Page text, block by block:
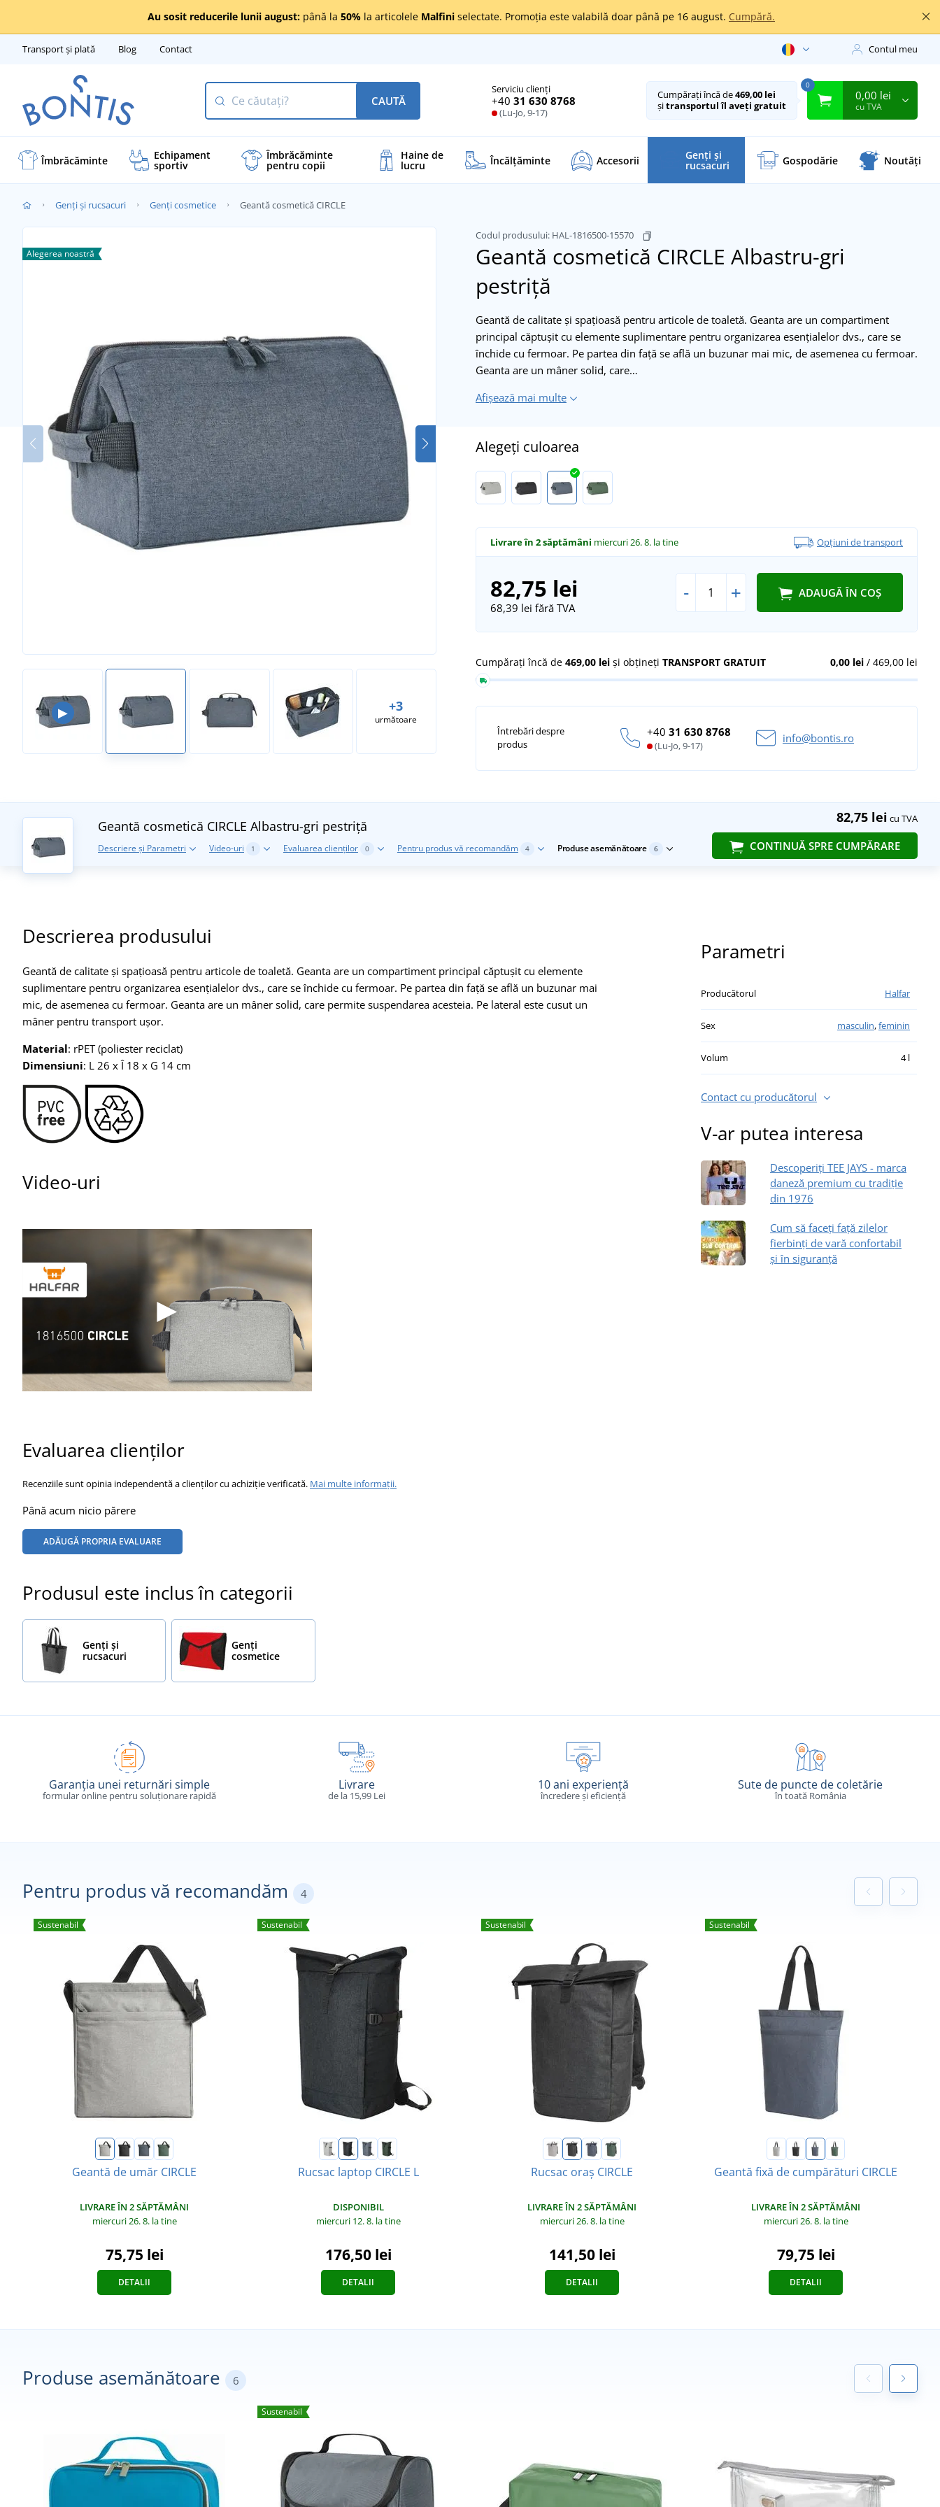
Au sosit reducerile lunii august: până la 50% la articolele Malfini selectate. Promoția este valabilă doar până pe 16 august. Cumpără.
Transport și plată Blog Contact Contul meu
Serviciu clienți
+40 31 630 8768
(Lu-Jo, 9-17)
CAUTĂ Cumpărați încă de469,00 lei
șitransportul îl aveți gratuit
0
0,00 lei
cu TVA
Îmbrăcăminte Echipament
sportiv
Îmbrăcăminte
pentru copii
Haine de
lucru Încălţăminte Accesorii Genți și
rucsacuri Gospodărie Noutăți
Genți și rucsacuri Genți cosmetice Geantă cosmetică CIRCLE
Codul produsului: HAL-1816500-15570
Geantă cosmetică CIRCLE Albastru-gri
pestriță
▶ +3
următoare
Alegerea noastră
Geantă de calitate și spațioasă pentru articole de toaletă. Geanta are un compartiment
principal căptușit cu elemente suplimentare pentru organizarea esențialelor dvs., care se
închide cu fermoar. Pe partea din față se află un buzunar mai mic, de asemenea cu fermoar.
Geanta are un mâner solid, care…
Afișează mai multe
Alegeți culoarea
Livrare în 2 săptămâni miercuri 26. 8. la tine Opțiuni de transport
82,75 lei
68,39 lei fără TVA
- + ADAUGĂ ÎN COȘ
0,00 lei/ 469,00 lei
Cumpărați încă de 469,00 lei și obțineți TRANSPORT GRATUIT
Întrebări despre
produs
+40 31 630 8768
(Lu-Jo, 9-17)
info@bontis.ro
82,75 lei cu TVA
CONTINUĂ SPRE CUMPĂRARE
Geantă cosmetică CIRCLE Albastru-gri pestriță
Descriere și Parametri Video-uri 1 Evaluarea clienților 0 Pentru produs vă recomandăm 4 Produse asemănătoare 6
Descrierea produsului
Geantă de calitate și spațioasă pentru articole de toaletă. Geanta are un compartiment principal căptușit cu elemente
suplimentare pentru organizarea esențialelor dvs., care se închide cu fermoar. Pe partea din față se află un buzunar mai
mic, de asemenea cu fermoar. Geanta are un mâner solid, care permite suspendarea acesteia. Pe lateral este cusut un
mâner pentru transport ușor.
Material: rPET (poliester reciclat)
Dimensiuni: L 26 x Î 18 x G 14 cm
Video-uri
Evaluarea clienților
Recenziile sunt opinia independentă a clienților cu achiziție verificată. Mai multe informații.
Până acum nicio părere
ADĂUGĂ PROPRIA EVALUARE
Produsul este inclus în categorii
Genți și
rucsacuri
Genți
cosmetice
Parametri
Producătorul Halfar
Sex masculin,feminin
Volum 4 l
Contact cu producătorul
V-ar putea interesa
Descoperiți TEE JAYS - marca
daneză premium cu tradiție
din 1976
Cum să faceți față zilelor
fierbinți de vară confortabil
și în siguranță
Garanția unei returnări simple
formular online pentru soluționare rapidă
Livrare
de la 15,99 Lei
10 ani experiență
încredere și eficiență
Sute de puncte de coletărie
în toată România
Pentru produs vă recomandăm 4
Sustenabil
Geantă de umăr CIRCLE
LIVRARE ÎN 2 SĂPTĂMÂNI
miercuri 26. 8. la tine
75,75 lei
DETALII
Sustenabil
Rucsac laptop CIRCLE L
DISPONIBIL
miercuri 12. 8. la tine
176,50 lei
DETALII
Sustenabil
Rucsac oraș CIRCLE
LIVRARE ÎN 2 SĂPTĂMÂNI
miercuri 26. 8. la tine
141,50 lei
DETALII
Sustenabil
Geantă fixă de cumpărături CIRCLE
LIVRARE ÎN 2 SĂPTĂMÂNI
miercuri 26. 8. la tine
79,75 lei
DETALII
Produse asemănătoare 6
Sustenabil